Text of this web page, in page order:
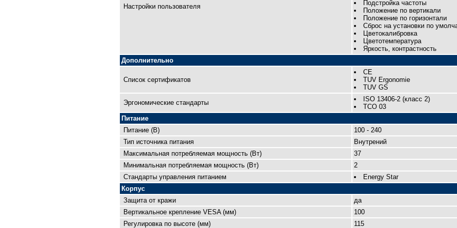
Настройки пользователя
Подстройка частоты
Положение по вертикали
Положение по горизонтали
Сброс на установки по
Цветокалибровка
Цветотемпература
Яркость, контрастность
Дополнительно
Список сертификатов
CE
TUV Ergonomie
TUV GS
Эргономические стандарты
ISO 13406-2 (класс 2)
TCO 03
Питание
Питание (В)
100 - 240
Тип источника питания
Внутрений
Максимальная потребляемая мощность (Вт)
37
Минимальная потребляемая мощность (Вт)
2
Cтандарты управления питанием
Energy Star
Корпус
Защита от кражи
да
Вертикальное крепление VESA (мм)
100
Регулировка по высоте (мм)
115